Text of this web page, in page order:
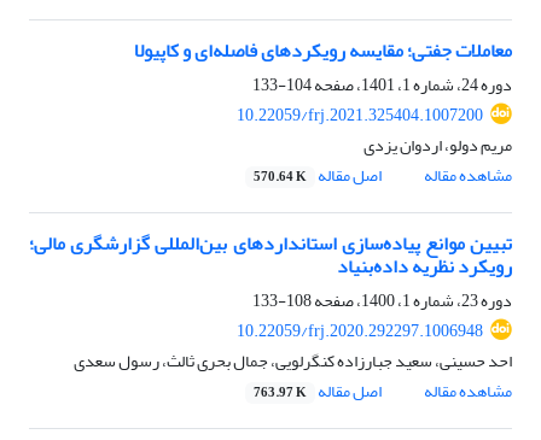
معاملات جفتی؛ مقایسه رویکردهای فاصله‌ای و کاپیولا
دوره 24، شماره 1، 1401، صفحه
104-133
10.22059/frj.2021.325404.1007200
مریم دولو، اردوان یزدی
مشاهده مقاله
اصل مقاله 570.64 K
تبیین موانع پیاده‌سازی استانداردهای بین‌المللی گزارشگری مالی؛
رویکرد نظریه داده‌بنیاد
دوره 23، شماره 1، 1400، صفحه
108-133
10.22059/frj.2020.292297.1006948
احد حسینی، سعید جبارزاده کنگرلویی، جمال بحری ثالث، رسول سعدی
مشاهده مقاله
اصل مقاله 763.97 K